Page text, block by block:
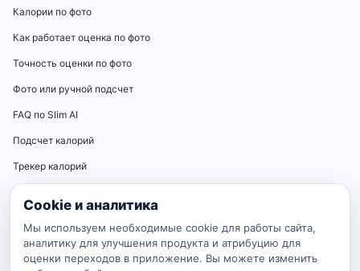
Калории по фото
Как работает оценка по фото
Точность оценки по фото
Фото или ручной подсчет
FAQ по Slim AI
Подсчет калорий
Трекер калорий
Калькуляторы
Калькулятор нормы калорий
Калькулятор ИМТ
Cookie и аналитика
Мы используем необходимые cookie для работы сайта,
аналитику для улучшения продукта и атрибуцию для
оценки переходов в приложение. Вы можете изменить